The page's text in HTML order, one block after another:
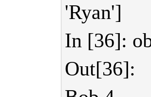
'Ryan']
In [36]:
Out[36]: